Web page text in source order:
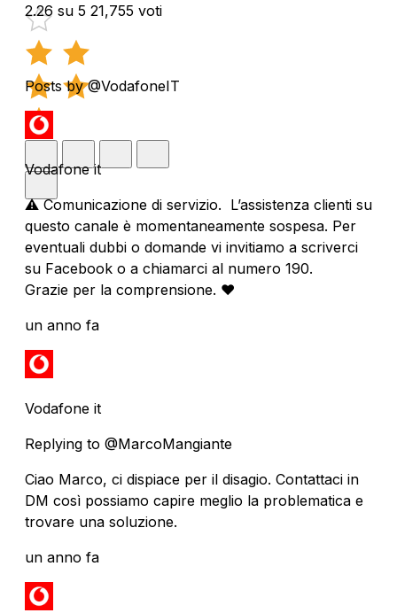
2.26 su 5 21,755 voti
Posts by @VodafoneIT
Vodafone it
⚠️ Comunicazione di servizio. L’assistenza clienti su
questo canale è momentaneamente sospesa. Per
eventuali dubbi o domande vi invitiamo a scriverci
su Facebook o a chiamarci al numero 190.
Grazie per la comprensione. ❤️
un anno fa
Vodafone it
Replying to @MarcoMangiante
Ciao Marco, ci dispiace per il disagio. Contattaci in
DM così possiamo capire meglio la problematica e
trovare una soluzione.
un anno fa